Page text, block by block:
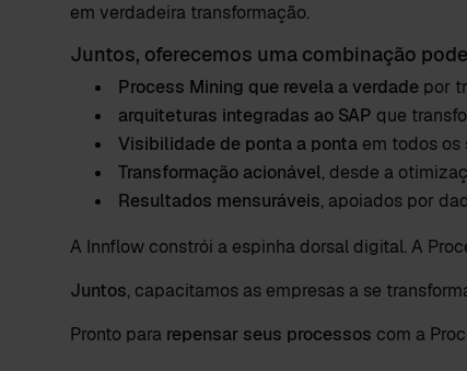
em verdadeira transformação.
Juntos, oferecemos uma combinação
Process Mining que revela a verdade por
arquiteturas integradas ao SAP que
Visibilidade de ponta a ponta em todos os
Transformação acionável, desde a
Resultados mensuráveis, apoiados por
A Innflow constrói a espinha dorsal digital. A
Juntos, capacitamos as empresas a se
Pronto para repensar seus processos com a